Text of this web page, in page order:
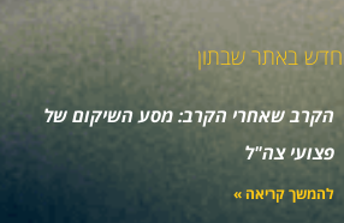
חדש באתר שבתון
הקרב שאחרי הקרב: מסע השיקום של
פצועי צה"ל
להמשך קריאה »